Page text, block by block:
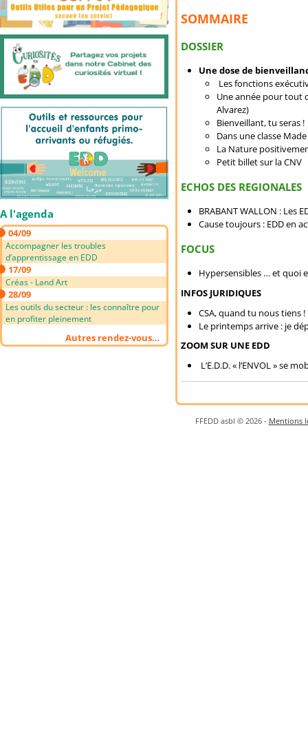
A l'agenda
04/09
Accompagner les troubles
d’apprentissage en EDD
17/09
Créas - Land Art
28/09
Les outils du secteur : les connaître pour
en profiter pleinement
Autres rendez-vous…
SOMMAIRE
DOSSIER
Une dose de
Les fonctions
Une année pour tout
Alvarez)
Bienveillant, tu seras !
Dans une classe
La Nature
Petit billet sur la CNV
ECHOS DES REGIONALES
BRABANT WALLON : Les
Cause toujours : EDD en
FOCUS
Hypersensibles … et quoi
INFOS JURIDIQUES
CSA, quand tu nous tiens !
Le printemps arrive : je
ZOOM SUR UNE EDD
L’E.D.D. « l’ENVOL » se
FFEDD asbl © 2026 - Mentions